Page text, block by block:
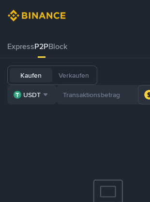
ExpressP2PBlock
Kaufen Verkaufen
USDT